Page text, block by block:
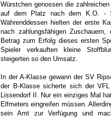
Würstchen genossen die
auf dem Platz nach dem K.O. -
Währenddessen hielten der erste
nach zahlungsfähigen
Betrag zum Erfolg dieses ersten
Spieler verkauften kleine
steigerten so den Umsatz.
In der A-Klasse gewann der SV
der B-Klasse sicherte sich der
Lissendorf II. Nur ein einziges Mal
Elfmeters eingreifen müssen.
sein Amt zur Verfügung und